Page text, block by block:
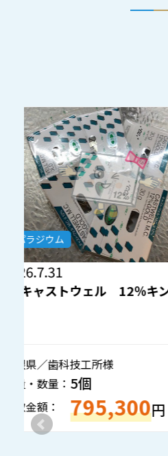
金パラジウム
2026.7.30
モリタ 金パラナイス
秋田県／歯科技工所様
重量・数量：
買取金額： 133,050